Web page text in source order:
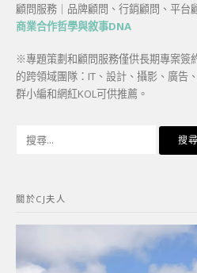
顧問服務｜品牌顧問、行銷顧問、平台
商業合作哲學與敘事DNA
※專題策劃和顧問服務僅供長期專案簽
的跨領域團隊：IT、設計、攝影、廣告
群小編和網紅KOL可供推薦。
字:
關於CJ夫人